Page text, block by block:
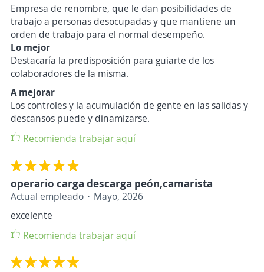
Empresa de renombre, que le dan posibilidades de
trabajo a personas desocupadas y que mantiene un
orden de trabajo para el normal desempeño.
Lo mejor
Destacaría la predisposición para guiarte de los
colaboradores de la misma.
A mejorar
Los controles y la acumulación de gente en las salidas y
descansos puede y dinamizarse.
Recomienda trabajar aquí
operario carga descarga peón,camarista
Actual empleado
Mayo, 2026
excelente
Recomienda trabajar aquí